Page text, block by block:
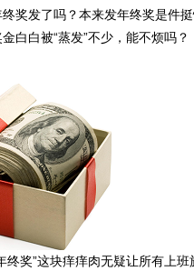
发了吗？本来发年终奖是件挺
白白被“蒸发”不少，能不烦吗？
奖”这块痒痒肉无疑让所有上班